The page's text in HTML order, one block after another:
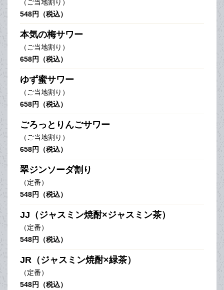
（ご当地割り）
548円（税込）
本気の梅サワー
（ご当地割り）
658円（税込）
ゆず蜜サワー
（ご当地割り）
658円（税込）
ごろっとりんごサワー
（ご当地割り）
658円（税込）
翠ジンソーダ割り
（定番）
548円（税込）
JJ（ジャスミン焼酎×ジャスミン茶）
（定番）
548円（税込）
JR（ジャスミン焼酎×緑茶）
（定番）
548円（税込）